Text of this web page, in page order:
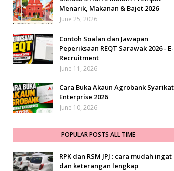
Menarik, Makanan & Bajet 2026
June 25, 2026
Contoh Soalan dan Jawapan
Peperiksaan REQT Sarawak 2026 - E-
Recruitment
June 11, 2026
Cara Buka Akaun Agrobank Syarikat
Enterprise 2026
June 10, 2026
POPULAR POSTS ALL TIME
RPK dan RSM JPJ : cara mudah ingat
dan keterangan lengkap